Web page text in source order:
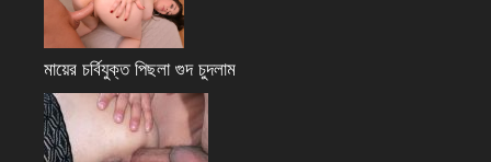
মায়ের চর্বিযুক্ত পিছলা গুদ চুদলাম